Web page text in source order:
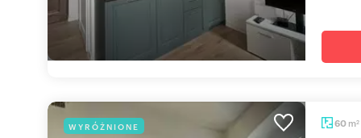
WYRÓŻNIONE 60 m2